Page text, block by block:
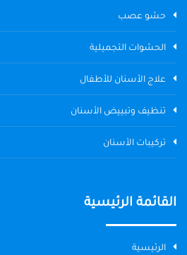
حشو عصب
الحشوات التجميلية
علاج الأسنان للأطفال
تنظيف وتبييض الأسنان
تركيبات الأسنان
القائمة الرئيسية
الرئيسية